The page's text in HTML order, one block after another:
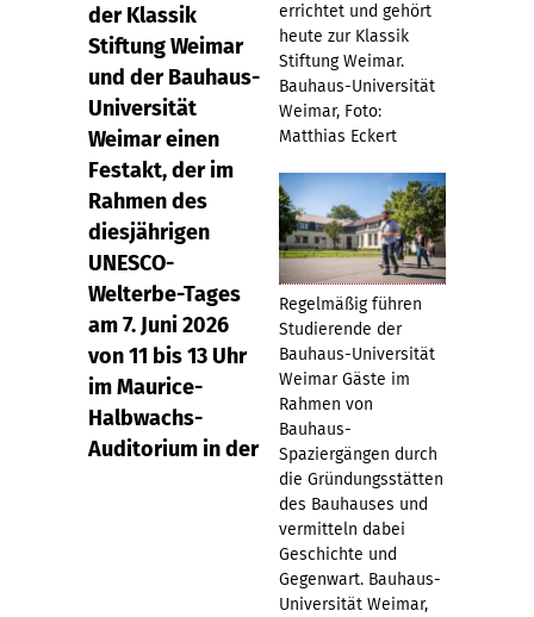
errichtet und gehört
heute zur Klassik
Stiftung Weimar.
Bauhaus-Universität
Weimar, Foto:
Matthias Eckert
Regelmäßig führen
Studierende der
Bauhaus-Universität
Weimar Gäste im
Rahmen von
Bauhaus-
Spaziergängen durch
die Gründungsstätten
des Bauhauses und
vermitteln dabei
Geschichte und
Gegenwart. Bauhaus-
Universität Weimar,
der Klassik
Stiftung Weimar
und der Bauhaus-
Universität
Weimar einen
Festakt, der im
Rahmen des
diesjährigen
UNESCO-
Welterbe-Tages
am 7. Juni 2026
von 11 bis 13 Uhr
im Maurice-
Halbwachs-
Auditorium in der